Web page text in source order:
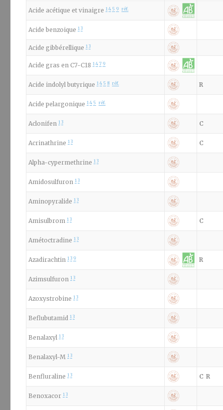
Acide acétique et vinaigre 1 4 5 9 réf.
Acide benzoique 1 3
Acide gibbérellique 1 3
Acide gras en C7-C18 1 4 7 9
Acide indolyl butyrique 1 4 5 8 réf. R
Acide pelargonique 1 4 5 réf.
Aclonifen 1 3 C
Acrinathrine 1 3 C
Alpha-cypermethrine 1 3
Amidosulfuron 1 3
Aminopyralide 1 3
Amisulbrom 1 3 C
Amétoctradine 1 3
Azadirachtin 1 3 9 R
Azimsulfuron 1 3
Azoxystrobine 1 3
Beflubutamid 1 3
Benalaxyl 1 3
Benalaxyl-M 1 3
Benfluraline 1 3 C R
Benoxacor 1 3